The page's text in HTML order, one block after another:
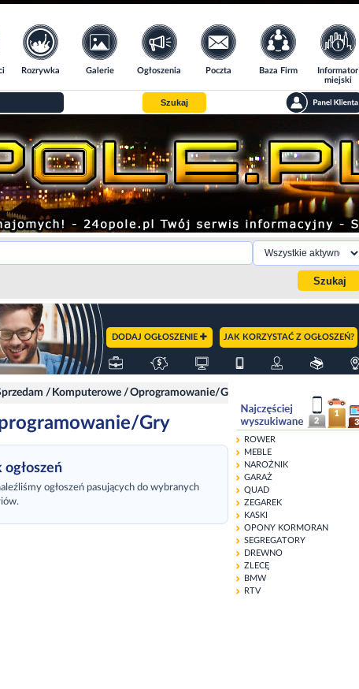
Rozrywka Galerie Ogłoszenia Poczta Baza Firm
Informator
miejski
Szukaj
DODAJ OGŁOSZENIE JAK KORZYSTAĆ Z OGŁOSZEŃ?
/ Komputerowe /Oprogramowanie/Gry
Gry
ogłoszeń
ogłoszeń pasujących do wybranych
ROWER
MEBLE
NAROŻNIK
GARAŻ
QUAD
ZEGAREK
KASKI
OPONY KORMORAN
SEGREGATORY
DREWNO
ZLECĘ
BMW
RTV